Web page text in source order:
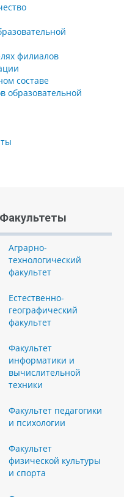
филиалов
составе
образовательной
Факультеты
Аграрно-
технологический
факультет
Естественно-
географический
факультет
Факультет
информатики и
вычислительной
техники
Факультет педагогики
и психологии
Факультет
физической культуры
и спорта